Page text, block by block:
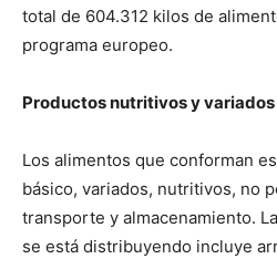
total de 604.312 kilos de
programa europeo.
Productos nutritivos y variados
Los alimentos que conforman
básico, variados, nutritivos, no
transporte y almacenamiento.
se está distribuyendo incluye